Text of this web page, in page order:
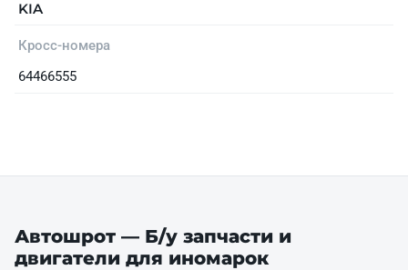
KIA
Кросс-номера
64466555
Автошрот — Б/у запчасти и
двигатели для иномарок